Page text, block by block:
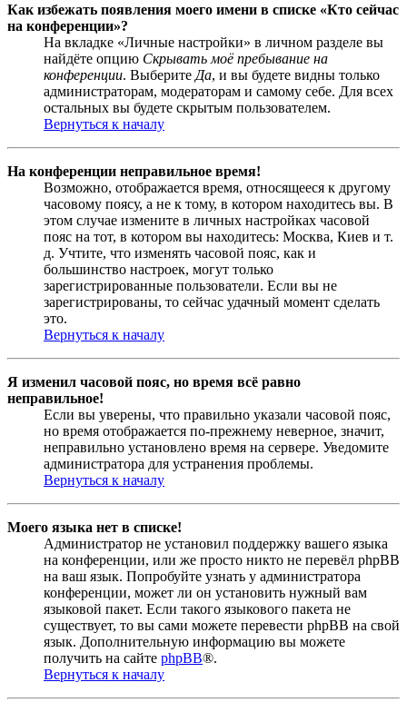
Как избежать появления моего имени в списке «Кто сейчас
на конференции»?
На вкладке «Личные настройки» в личном разделе вы
найдёте опцию Скрывать моё пребывание на
конференции. Выберите Да, и вы будете видны только
администраторам, модераторам и самому себе. Для всех
остальных вы будете скрытым пользователем.
Вернуться к началу
На конференции неправильное время!
Возможно, отображается время, относящееся к другому
часовому поясу, а не к тому, в котором находитесь вы. В
этом случае измените в личных настройках часовой
пояс на тот, в котором вы находитесь: Москва, Киев и т.
д. Учтите, что изменять часовой пояс, как и
большинство настроек, могут только
зарегистрированные пользователи. Если вы не
зарегистрированы, то сейчас удачный момент сделать
это.
Вернуться к началу
Я изменил часовой пояс, но время всё равно
неправильное!
Если вы уверены, что правильно указали часовой пояс,
но время отображается по-прежнему неверное, значит,
неправильно установлено время на сервере. Уведомите
администратора для устранения проблемы.
Вернуться к началу
Моего языка нет в списке!
Администратор не установил поддержку вашего языка
на конференции, или же просто никто не перевёл phpBB
на ваш язык. Попробуйте узнать у администратора
конференции, может ли он установить нужный вам
языковой пакет. Если такого языкового пакета не
существует, то вы сами можете перевести phpBB на свой
язык. Дополнительную информацию вы можете
получить на сайте phpBB®.
Вернуться к началу